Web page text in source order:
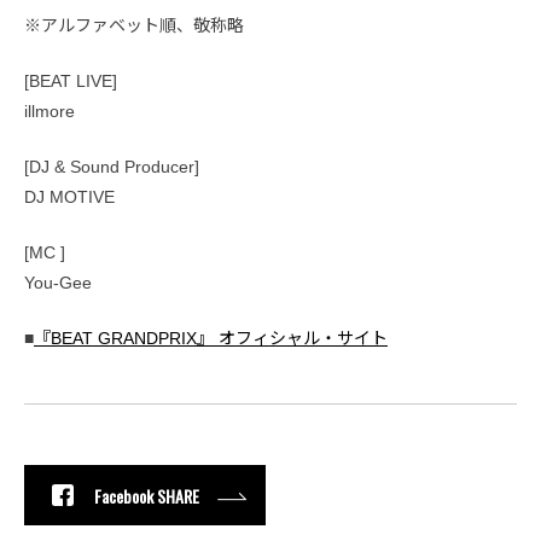
※アルファベット順、敬称略
[BEAT LIVE]
illmore
[DJ & Sound Producer]
DJ MOTIVE
[MC ]
You-Gee
■ 『BEAT GRANDPRIX』 オフィシャル・サイト
Facebook SHARE